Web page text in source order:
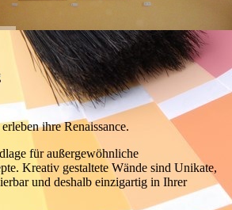
ihre Renaissance.
für außergewöhnliche
Kreativ gestaltete Wände sind Unikate,
und deshalb einzigartig in Ihrer